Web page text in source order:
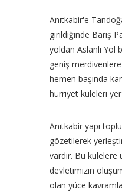
Anıtkabir'e
girildiğinde Barış
yoldan Aslanlı Yol
geniş merdivenlere
hemen başında
hürriyet kuleleri yer
Anıtkabir yapı
gözetilerek
vardır. Bu kulelere
devletimizin
olan yüce